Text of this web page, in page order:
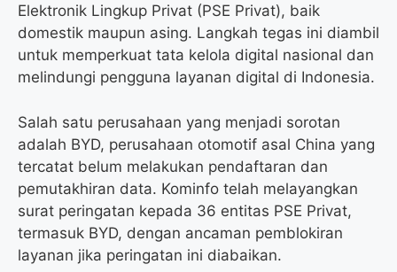
Elektronik Lingkup Privat (PSE Privat), baik
domestik maupun asing. Langkah tegas ini diambil
untuk memperkuat tata kelola digital nasional dan
melindungi pengguna layanan digital di Indonesia.
Salah satu perusahaan yang menjadi sorotan
adalah BYD, perusahaan otomotif asal China yang
tercatat belum melakukan pendaftaran dan
pemutakhiran data. Kominfo telah melayangkan
surat peringatan kepada 36 entitas PSE Privat,
termasuk BYD, dengan ancaman pemblokiran
layanan jika peringatan ini diabaikan.